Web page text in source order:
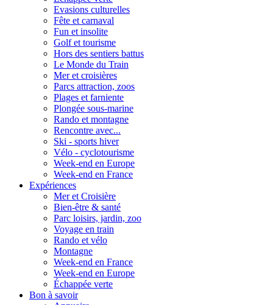
Evasions culturelles
Fête et carnaval
Fun et insolite
Golf et tourisme
Hors des sentiers battus
Le Monde du Train
Mer et croisières
Parcs attraction, zoos
Plages et farniente
Plongée sous-marine
Rando et montagne
Rencontre avec...
Ski - sports hiver
Vélo - cyclotourisme
Week-end en Europe
Week-end en France
Expériences
Mer et Croisière
Bien-être & santé
Parc loisirs, jardin, zoo
Voyage en train
Rando et vélo
Montagne
Week-end en France
Week-end en Europe
Échappée verte
Bon à savoir